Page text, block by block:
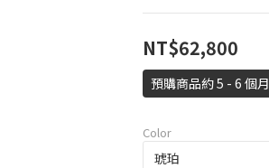
NT$62,800
預購商品約 5 - 6 個月
Color